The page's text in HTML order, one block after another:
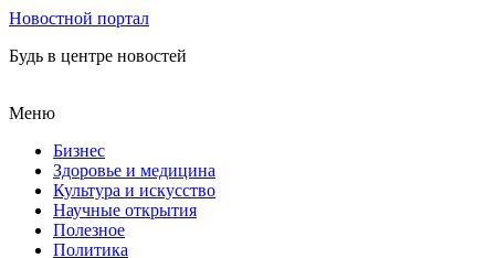
Новостной портал
Будь в центре новостей
Меню
Бизнес
Здоровье и медицина
Культура и искусство
Научные открытия
Полезное
Политика